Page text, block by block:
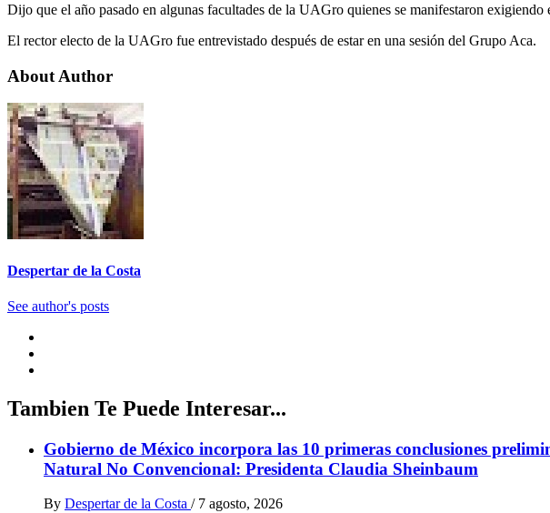
Dijo que el año pasado en algunas facultades de la UAGro quienes se manifestaron
El rector electo de la UAGro fue entrevistado después de estar en una sesión del Grupo Aca.
About Author
Despertar de la Costa
See author's posts
Tambien Te Puede Interesar...
Gobierno de México incorpora las 10 primeras conclusiones
Natural No Convencional: Presidenta Claudia Sheinbaum
By Despertar de la Costa / 7 agosto, 2026